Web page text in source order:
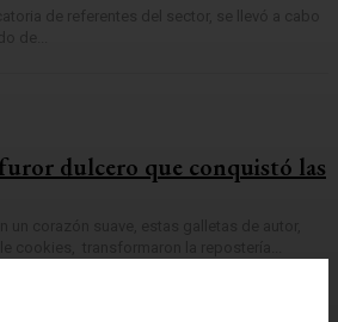
dulcero que conquistó las